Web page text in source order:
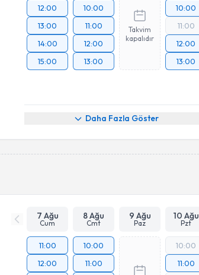
12:00
13:00
14:00
15:00
10:00
11:00
12:00
13:00
Takvim
kapalıdır
10:00
11:00
12:00
13:00
Daha Fazla Göster
7 Ağu
Cum
8 Ağu
Cmt
9 Ağu
Paz
10 Ağu
Pzt
11:00
12:00
10:00
11:00
10:00
11:00